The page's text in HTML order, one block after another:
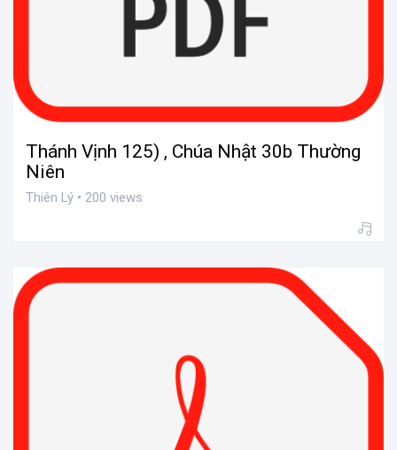
Thánh Vịnh 125) , Chúa Nhật 30b Thường
Niên
Thiên Lý • 200 views